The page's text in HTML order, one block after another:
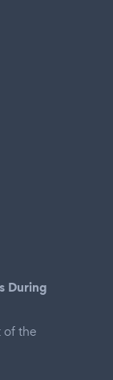
During
of the